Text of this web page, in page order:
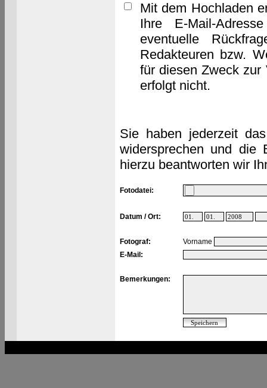
Mit dem Hochladen
Ihre E-Mail-
eventuelle
Redakteuren bzw.
für diesen Zweck zur
erfolgt nicht.
Sie haben jederzeit
widersprechen und die
hierzu beantworten wir
Fotodatei:
Datum / Ort:
Fotograf:
Vorname
E-Mail:
Bemerkungen: